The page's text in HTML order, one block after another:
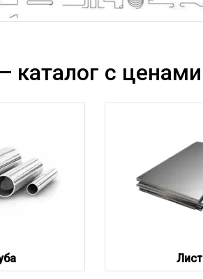
каталог с ценами
Лист